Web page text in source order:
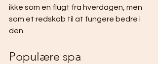
ikke som en flugt fra hverdagen, men
som et redskab til at fungere bedre i
den.
Populære spa